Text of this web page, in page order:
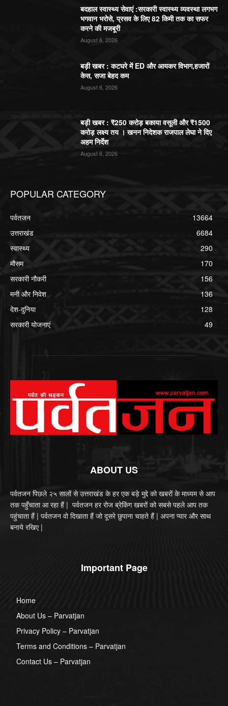
बदहाल स्वास्थ्य सेवाएं :सरकारी स्वास्थ्य व्यवस्था लगभग
भगवान भरोसे, प्रसव के लिए 82 किमी तक का सफर
करने की मजबूरी
August 6, 2026
बड़ी खबर : कटघरे में ED और आयकर विभाग,हजारों
केस, सजा बेहद कम
August 6, 2026
बड़ी खबर : ₹250 करोड़ बकाया वसूली और ₹1500
करोड़ लक्ष्य तय । खनन निदेशक राजपाल लेघा ने दिए
अहम निर्देश
August 6, 2026
POPULAR CATEGORY
पर्वतजन
13664
उत्तराखंड
6684
स्वास्थ्य
290
मौसम
170
सरकारी नौकरी
156
मनी और निवेश
136
देश-दुनिया
128
सरकारी योजनाएं
49
ABOUT US
पर्वतजन पिछले २५ सालों से उत्तराखंड के हर एक बड़े मुद्दे को खबरों के माध्यम से आप
तक पहुँचाता आ रहा हैं | पर्वतजन हर रोज ब्रेकिंग खबरों को सबसे पहले आप तक
पहुंचाता हैं | पर्वतजन वो दिखाता हैं जो दूसरे छुपाना चाहते हैं | अपना प्यार और साथ
बनाये रखिए |
Important Page
Home
About Us – Parvatjan
Privacy Policy – Parvatjan
Terms and Conditions – Parvatjan
Contact Us – Parvatjan